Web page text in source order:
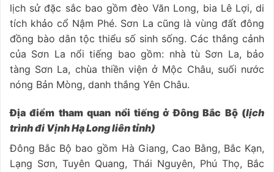
lịch sử đặc sắc bao gồm đèo Văn Long, bia Lê Lợi, di
tích khảo cổ Nậm Phé. Sơn La cũng là vùng đất đông
đồng bào dân tộc thiểu số sinh sống. Các thắng cảnh
của Sơn La nổi tiếng bao gồm: nhà tù Sơn La, bảo
tàng Sơn La, chùa thiền viện ở Mộc Châu, suối nước
nóng Bản Mòng, danh thắng Yên Châu.
Địa điểm tham quan nổi tiếng ở Đông Bắc Bộ (lịch
trình đi Vịnh Hạ Long liên tỉnh)
Đông Bắc Bộ bao gồm Hà Giang, Cao Bằng, Bắc Kạn,
Lạng Sơn, Tuyên Quang, Thái Nguyên, Phú Thọ, Bắc